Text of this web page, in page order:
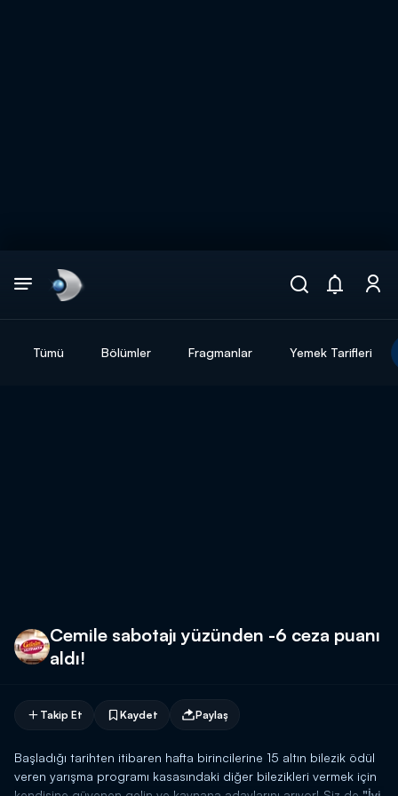
Tümü Bölümler Fragmanlar Yemek Tarifleri
Cemile sabotajı yüzünden -6 ceza puanı
aldı!
Takip Et Kaydet Paylaş
Başladığı tarihten itibaren hafta birincilerine 15 altın bilezik ödül
veren yarışma programı kasasındaki diğer bilezikleri vermek için